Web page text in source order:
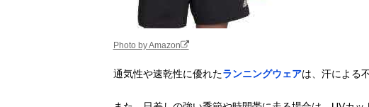
Photo by Amazon
通気性や速乾性に優れたランニングウェアは、汗による